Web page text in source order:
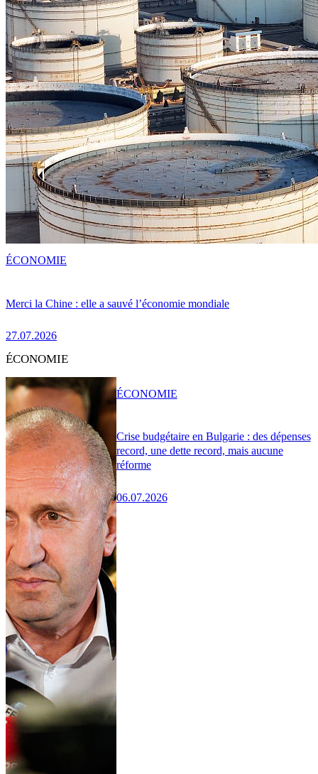
Merci la Chine : elle a sauvé l’économie mondiale
27.07.2026
ÉCONOMIE
ÉCONOMIE
Crise budgétaire en Bulgarie : des dépenses
record, une dette record, mais aucune
réforme
06.07.2026
ÉCONOMIE